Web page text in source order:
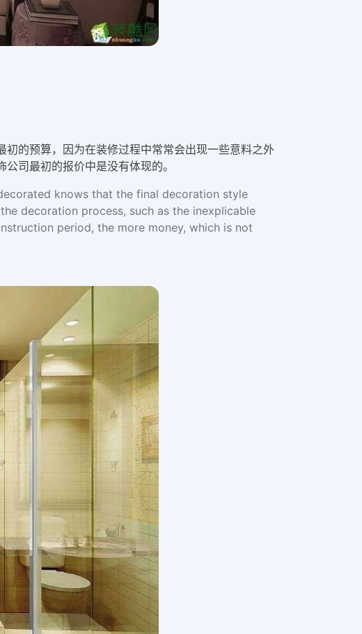
的预算，因为在装修过程中常常会出现一些意料之外
司最初的报价中是没有体现的。
knows that the final decoration style
decoration process, such as the inexplicable
period, the more money, which is not